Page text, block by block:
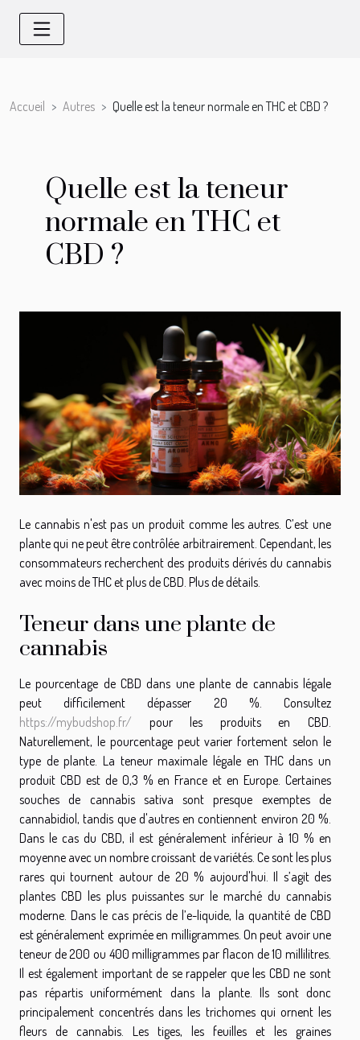
Accueil Autres Quelle est la teneur normale en THC et CBD ?
Quelle est la teneur
normale en THC et
CBD ?
Le cannabis n'est pas un produit comme les autres. C’est une
plante qui ne peut être contrôlée arbitrairement. Cependant, les
consommateurs recherchent des produits dérivés du cannabis
avec moins de THC et plus de CBD. Plus de détails.
Teneur dans une plante de
cannabis
Le pourcentage de CBD dans une plante de cannabis légale
peut difficilement dépasser 20 %. Consultez
https://mybudshop.fr/ pour les produits en CBD.
Naturellement, le pourcentage peut varier fortement selon le
type de plante. La teneur maximale légale en THC dans un
produit CBD est de 0,3 % en France et en Europe. Certaines
souches de cannabis sativa sont presque exemptes de
cannabidiol, tandis que d'autres en contiennent environ 20 %.
Dans le cas du CBD, il est généralement inférieur à 10 % en
moyenne avec un nombre croissant de variétés. Ce sont les plus
rares qui tournent autour de 20 % aujourd'hui. Il s’agit des
plantes CBD les plus puissantes sur le marché du cannabis
moderne. Dans le cas précis de l’e-liquide, la quantité de CBD
est généralement exprimée en milligrammes. On peut avoir une
teneur de 200 ou 400 milligrammes par flacon de 10 millilitres.
Il est également important de se rappeler que les CBD ne sont
pas répartis uniformément dans la plante. Ils sont donc
principalement concentrés dans les trichomes qui ornent les
fleurs de cannabis. Les tiges, les feuilles et les graines